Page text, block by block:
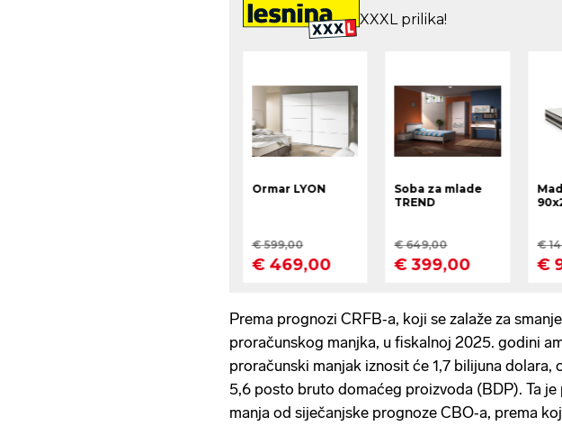
Prema prognozi CRFB‑a, koji se zalaže za
proračunskog manjka, u fiskalnoj 2025. godini
proračunski manjak iznosit će 1,7 bilijuna dolara,
5,6 posto bruto domaćeg proizvoda (BDP). Ta je
manja od siječanjske prognoze CBO‑a, prema